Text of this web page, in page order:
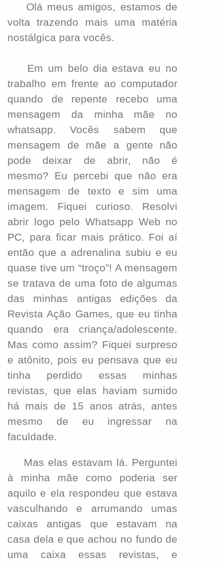
Olá meus amigos, estamos de
volta trazendo mais uma matéria
nostálgica para vocês.
Em um belo dia estava eu no
trabalho em frente ao computador
quando de repente recebo uma
mensagem da minha mãe no
whatsapp. Vocês sabem que
mensagem de mãe a gente não
pode deixar de abrir, não é
mesmo? Eu percebi que não era
mensagem de texto e sim uma
imagem. Fiquei curioso. Resolvi
abrir logo pelo Whatsapp Web no
PC, para ficar mais prático. Foi aí
então que a adrenalina subiu e eu
quase tive um “troço”! A mensagem
se tratava de uma foto de algumas
das minhas antigas edições da
Revista Ação Games, que eu tinha
quando era criança/adolescente.
Mas como assim? Fiquei surpreso
e atônito, pois eu pensava que eu
tinha perdido essas minhas
revistas, que elas haviam sumido
há mais de 15 anos atrás, antes
mesmo de eu ingressar na
faculdade.
Mas elas estavam lá. Perguntei
à minha mãe como poderia ser
aquilo e ela respondeu que estava
vasculhando e arrumando umas
caixas antigas que estavam na
casa dela e que achou no fundo de
uma caixa essas revistas, e